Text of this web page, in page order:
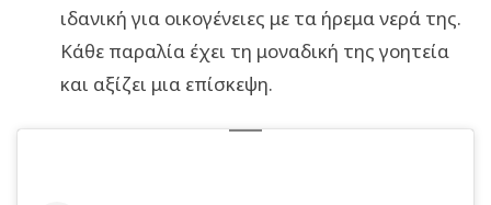
ιδανική για οικογένειες με τα ήρεμα νερά της.
Κάθε παραλία έχει τη μοναδική της γοητεία
και αξίζει μια επίσκεψη.